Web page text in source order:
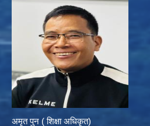
अमृत पुन ( शिक्षा अधिकृत)